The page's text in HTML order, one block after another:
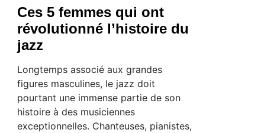
Ces 5 femmes qui ont
révolutionné l’histoire du
jazz
Longtemps associé aux grandes
figures masculines, le jazz doit
pourtant une immense partie de son
histoire à des musiciennes
exceptionnelles. Chanteuses, pianistes,